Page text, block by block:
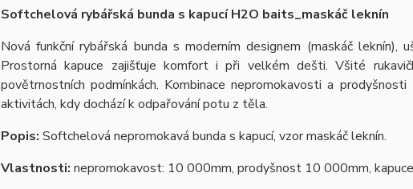
Softchelová rybářská bunda s kapucí H2O baits_maskáč leknín
Nová funkční rybářská bunda s moderním designem (maskáč
Prostorná kapuce zajišťuje komfort i při velkém dešti. Všité
povětrnostních podmínkách. Kombinace nepromokavosti a
aktivitách, kdy dochází k odpařování potu z těla.
Popis: Softchelová nepromokavá bunda s kapucí, vzor maskáč leknín.
Vlastnosti: nepromokavost: 10 000mm, prodyšnost 10 000mm,